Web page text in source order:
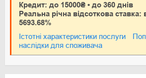
Кредит: до 15000₴ • до 360 днів
Реальна річна відсоткова ставка:
5693.68%
Істотні характеристики послуги
наслідки для споживача